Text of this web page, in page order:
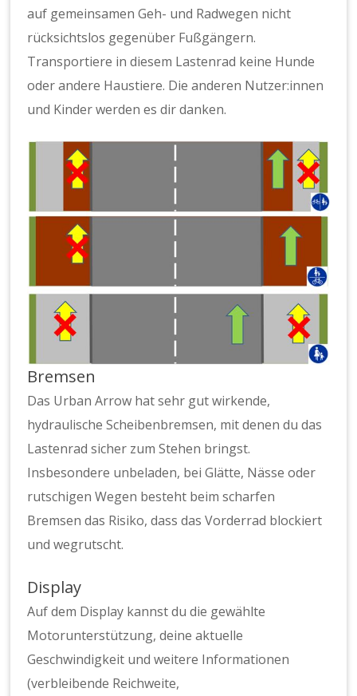
auf gemeinsamen Geh- und Radwegen nicht
rücksichtslos gegenüber Fußgängern.
Transportiere in diesem Lastenrad keine Hunde
oder andere Haustiere. Die anderen Nutzer:innen
und Kinder werden es dir danken.
Bremsen
Das Urban Arrow hat sehr gut wirkende,
hydraulische Scheibenbremsen, mit denen du das
Lastenrad sicher zum Stehen bringst.
Insbesondere unbeladen, bei Glätte, Nässe oder
rutschigen Wegen besteht beim scharfen
Bremsen das Risiko, dass das Vorderrad blockiert
und wegrutscht.
Display
Auf dem Display kannst du die gewählte
Motorunterstützung, deine aktuelle
Geschwindigkeit und weitere Informationen
(verbleibende Reichweite,